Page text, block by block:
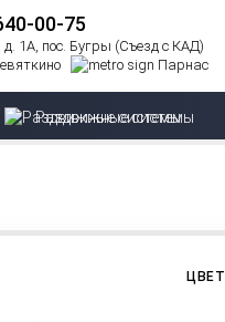
00-75
1А, пос. Бугры (Съезд с КАД)
Парнас
Раздвижные системы
ЦВЕТ